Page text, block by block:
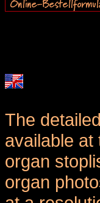
The
available
organ
organ